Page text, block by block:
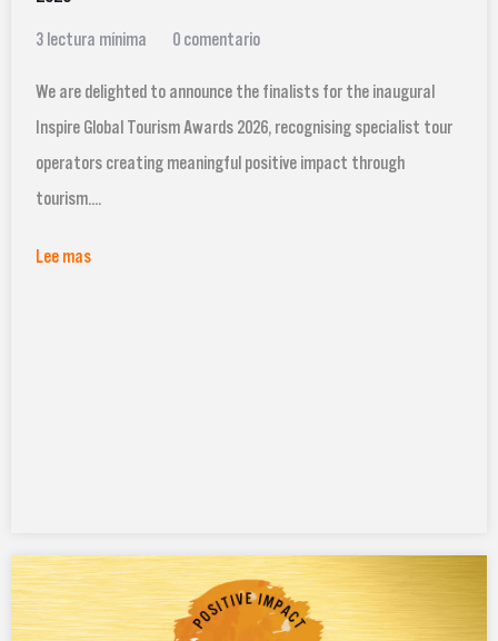
3 lectura mínima 0 comentario
We are delighted to announce the finalists for the inaugural
Inspire Global Tourism Awards 2026, recognising specialist tour
operators creating meaningful positive impact through
tourism....
Lee mas